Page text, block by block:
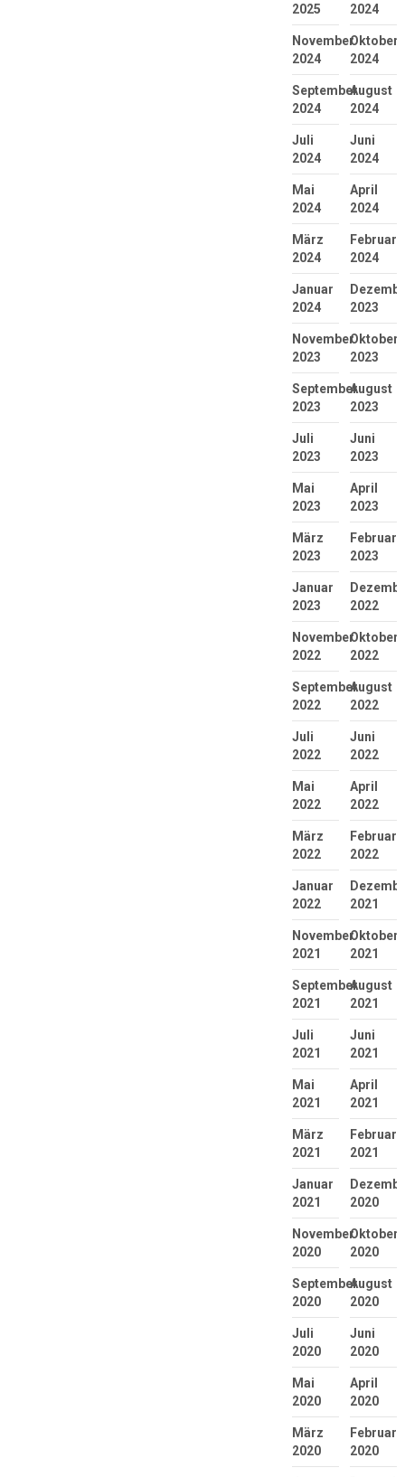
2025 2024
November
2024
Oktober
2024
September
2024
August
2024
Juli
2024
Juni
2024
Mai
2024
April
2024
März
2024
Februar
2024
Januar
2024
2023
November
2023
Oktober
2023
September
2023
August
2023
Juli
2023
Juni
2023
Mai
2023
April
2023
März
2023
Februar
2023
Januar
2023
2022
November
2022
Oktober
2022
September
2022
August
2022
Juli
2022
Juni
2022
Mai
2022
April
2022
März
2022
Februar
2022
Januar
2022
2021
November
2021
Oktober
2021
September
2021
August
2021
Juli
2021
Juni
2021
Mai
2021
April
2021
März
2021
Februar
2021
Januar
2021
2020
November
2020
Oktober
2020
September
2020
August
2020
Juli
2020
Juni
2020
Mai
2020
April
2020
März
2020
Februar
2020